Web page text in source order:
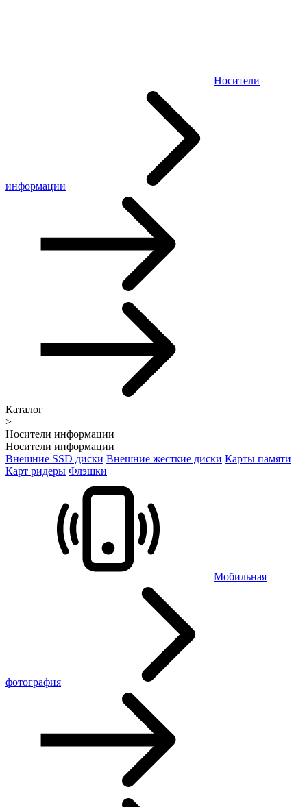
Носители
информации
Каталог
>
Носители информации
Носители информации
Внешние SSD диски Внешние жесткие диски Карты памяти
Карт ридеры Флэшки
Мобильная
фотография